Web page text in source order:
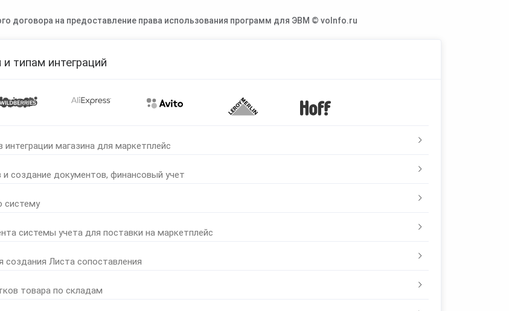
договора на предоставление права использования программ для ЭВМ © voInfo.ru
типам интеграций
магазина для маркетплейс
и создание документов, финансовый учет
систему
системы учета для поставки на маркетплейс
создания Листа сопоставления
товара по складам